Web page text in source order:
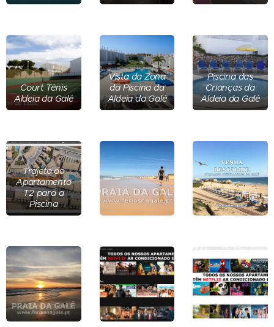
Court Ténis
Aldeia da Galé
Vista da Zona
da Piscina da
Aldeia da Galé
Piscina das
Crianças da
Aldeia da Galé
Trajeto do
Apartamento
T2 para a
Piscina